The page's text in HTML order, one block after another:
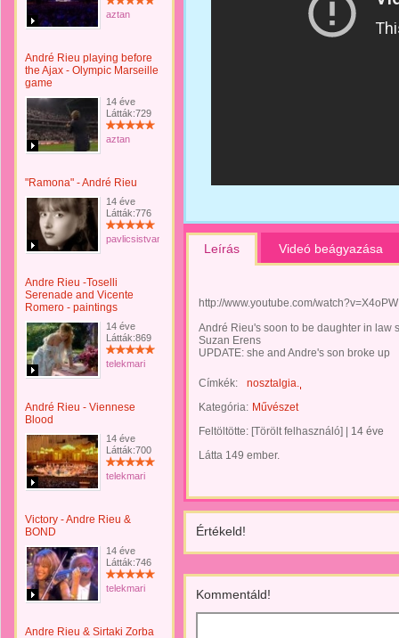
aztan
André Rieu playing before
the Ajax - Olympic Marseille
game
14 éve
Látták:729
aztan
"Ramona" - André Rieu
14 éve
Látták:776
pavlicsistvan
Andre Rieu -Toselli
Serenade and Vicente
Romero - paintings
14 éve
Látták:869
telekmari
André Rieu - Viennese
Blood
14 éve
Látták:700
telekmari
Victory - Andre Rieu &
BOND
14 éve
Látták:746
telekmari
Andre Rieu & Sirtaki Zorba
Leírás Videó beágyazása
http://www.youtube.com/
André Rieu's soon to be daughter in law
Suzan Erens
UPDATE: she and Andre's son broke up
Címkék:
nosztalgia.
Kategória: Művészet
Feltöltötte: [Törölt felhasználó]
14 éve
Látta 149 ember.
Értékeld!
Kommentáld!